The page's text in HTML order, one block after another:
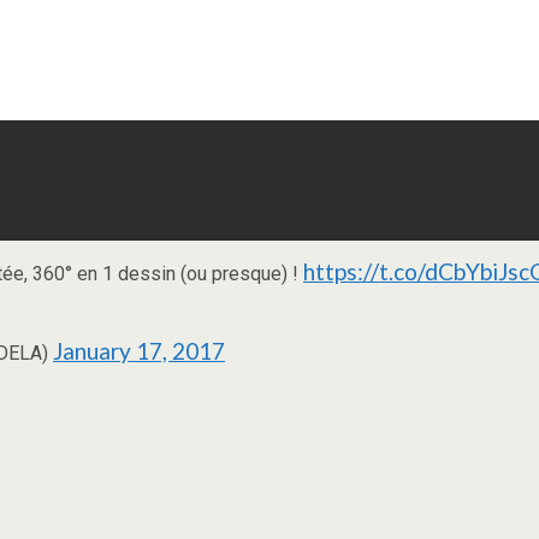
360° en 1 dessin (ou presque) ! https://t.co/
January 17, 2017